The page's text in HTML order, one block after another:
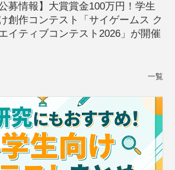
公募情報】大賞賞金100万円！学生
創作コンテスト「サイゲームス ク
イティブコンテスト2026」が開催
一覧